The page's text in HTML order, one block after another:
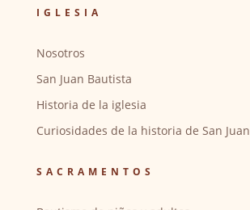
IGLESIA
Nosotros
San Juan Bautista
Historia de la iglesia
Curiosidades de la historia de San Juan
SACRAMENTOS